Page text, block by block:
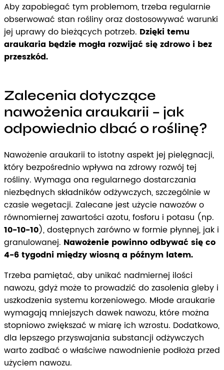
Aby zapobiegać tym problemom, trzeba regularnie
obserwować stan rośliny oraz dostosowywać warunki
jej uprawy do bieżących potrzeb. Dzięki temu
araukaria będzie mogła rozwijać się zdrowo i bez
przeszkód.
Zalecenia dotyczące
nawożenia araukarii – jak
odpowiednio dbać o roślinę?
Nawożenie araukarii to istotny aspekt jej pielęgnacji,
który bezpośrednio wpływa na zdrowy rozwój tej
rośliny. Wymaga ona regularnego dostarczania
niezbędnych składników odżywczych, szczególnie w
czasie wegetacji. Zalecane jest użycie nawozów o
równomiernej zawartości azotu, fosforu i potasu (np.
10-10-10), dostępnych zarówno w formie płynnej, jak i
granulowanej. Nawożenie powinno odbywać się co
4-6 tygodni między wiosną a późnym latem.
Trzeba pamiętać, aby unikać nadmiernej ilości
nawozu, gdyż może to prowadzić do zasolenia gleby i
uszkodzenia systemu korzeniowego. Młode araukarie
wymagają mniejszych dawek nawozu, które można
stopniowo zwiększać w miarę ich wzrostu. Dodatkowo,
dla lepszego przyswajania substancji odżywczych
warto zadbać o właściwe nawodnienie podłoża przed
użyciem nawozu.